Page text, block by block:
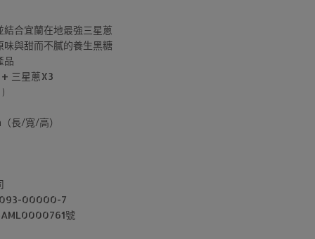
合宜蘭在地最強三星蔥
與甜而不膩的養生黑糖
品
三星蔥X3
長/寬/高）
00000-7
號